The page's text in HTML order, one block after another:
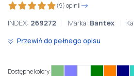
(9) opinii
INDEX: 269272 Marka: Bantex
Przewiń do pełnego opisu
Dostępne kolory: